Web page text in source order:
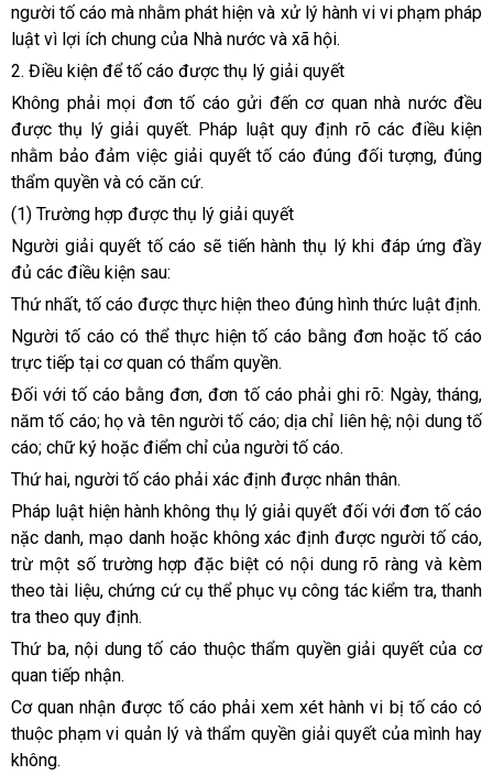
người tố cáo mà nhằm phát hiện và xử lý hành vi vi phạm pháp
luật vì lợi ích chung của Nhà nước và xã hội.
2. Điều kiện để tố cáo được thụ lý giải quyết
Không phải mọi đơn tố cáo gửi đến cơ quan nhà nước đều
được thụ lý giải quyết. Pháp luật quy định rõ các điều kiện
nhằm bảo đảm việc giải quyết tố cáo đúng đối tượng, đúng
thẩm quyền và có căn cứ.
(1) Trường hợp được thụ lý giải quyết
Người giải quyết tố cáo sẽ tiến hành thụ lý khi đáp ứng đầy
đủ các điều kiện sau:
Thứ nhất, tố cáo được thực hiện theo đúng hình thức luật định.
Người tố cáo có thể thực hiện tố cáo bằng đơn hoặc tố cáo
trực tiếp tại cơ quan có thẩm quyền.
Đối với tố cáo bằng đơn, đơn tố cáo phải ghi rõ: Ngày, tháng,
năm tố cáo; họ và tên người tố cáo; dịa chỉ liên hệ; nội dung tố
cáo; chữ ký hoặc điểm chỉ của người tố cáo.
Thứ hai, người tố cáo phải xác định được nhân thân.
Pháp luật hiện hành không thụ lý giải quyết đối với đơn tố cáo
nặc danh, mạo danh hoặc không xác định được người tố cáo,
trừ một số trường hợp đặc biệt có nội dung rõ ràng và kèm
theo tài liệu, chứng cứ cụ thể phục vụ công tác kiểm tra, thanh
tra theo quy định.
Thứ ba, nội dung tố cáo thuộc thẩm quyền giải quyết của cơ
quan tiếp nhận.
Cơ quan nhận được tố cáo phải xem xét hành vi bị tố cáo có
thuộc phạm vi quản lý và thẩm quyền giải quyết của mình hay
không.